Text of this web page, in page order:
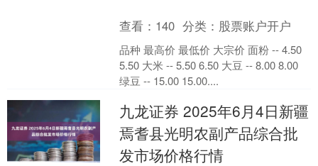
查看： 140 分类： 股票账户开户
品种 最高价 最低价 大宗价 面粉 -- 4.50
5.50 大米 -- 5.50 6.50 大豆 -- 8.00 8.00
绿豆 -- 15.00 15.00....
九龙证券 2025年6月4日新疆
焉耆县光明农副产品综合批
发市场价格行情